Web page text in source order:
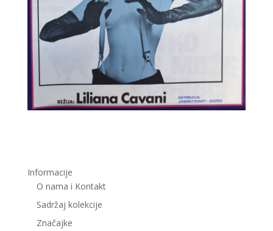
Informacije
O nama i Kontakt
Sadržaj kolekcije
Značajke